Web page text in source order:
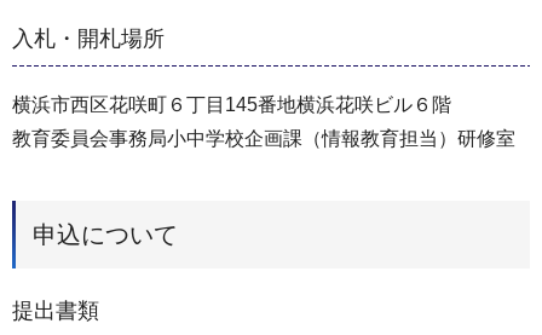
入札・開札場所
横浜市西区花咲町６丁目145番地横浜花咲ビル６階
教育委員会事務局小中学校企画課（情報教育担当）研修室
申込について
提出書類